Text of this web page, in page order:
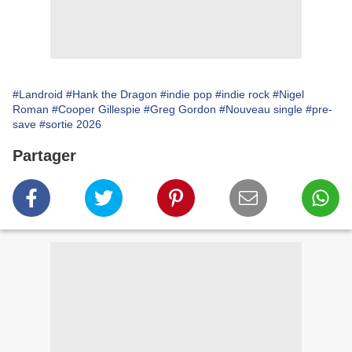
#Landroid #Hank the Dragon #indie pop #indie rock #Nigel
Roman #Cooper Gillespie #Greg Gordon #Nouveau single #pre-
save #sortie 2026
Partager